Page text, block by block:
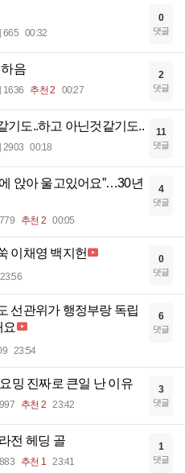
665 00:32
0
댓글
음
1636 추천 2 00:27
2
댓글
기도..하고 아닌것같기도..
2903 00:18
11
댓글
앉아 울고있어요”…30년
추천 2 00:05
4
댓글
이채영 백지헌
23:56
0
댓글
선관위가 행정부랑 독립
요
23:54
6
댓글
밍 진짜로 큰일 난 이유
추천 2 23:42
3
댓글
전 헤딩 골
추천 1 23:41
1
댓글